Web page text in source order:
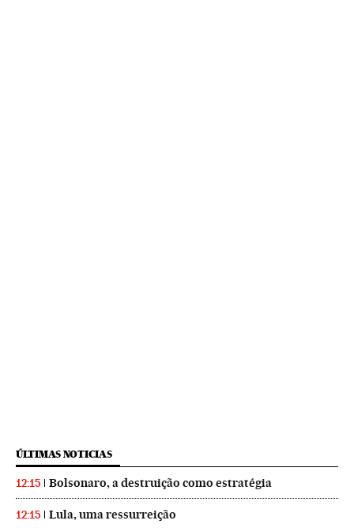
ÚLTIMAS NOTICIAS
12:15 Bolsonaro, a destruição como estratégia
12:15 Lula, uma ressurreição